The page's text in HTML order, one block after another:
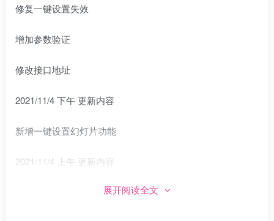
修复一键设置失效
增加参数验证
修改接口地址
2021/11/4 下午 更新内容
新增一键设置幻灯片功能
2021/11/4 上午 更新内容
展开阅读全文